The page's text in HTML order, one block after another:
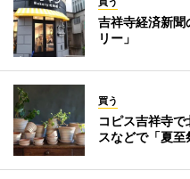
吉祥寺経済新聞
リー」
買う
コピス吉祥寺
スなどで「夏至